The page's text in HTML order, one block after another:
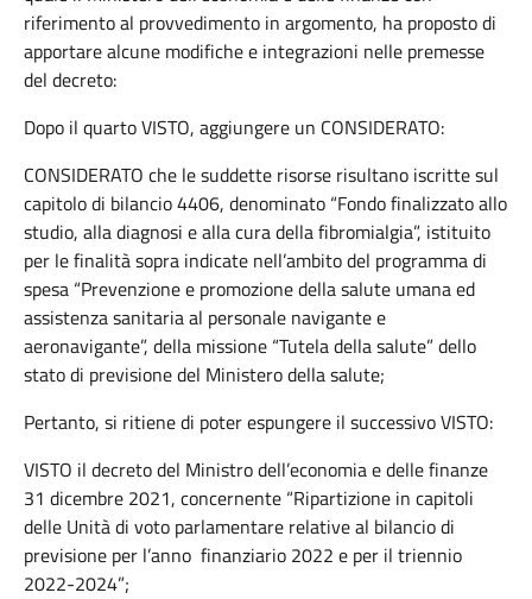
riferimento al provvedimento in argomento, ha proposto di
apportare alcune modifiche e integrazioni nelle premesse
del decreto:
Dopo il quarto VISTO, aggiungere un CONSIDERATO:
CONSIDERATO che le suddette risorse risultano iscritte sul
capitolo di bilancio 4406, denominato “Fondo finalizzato allo
studio, alla diagnosi e alla cura della fibromialgia”, istituito
per le finalità sopra indicate nell’ambito del programma di
spesa “Prevenzione e promozione della salute umana ed
assistenza sanitaria al personale navigante e
aeronavigante”, della missione “Tutela della salute” dello
stato di previsione del Ministero della salute;
Pertanto, si ritiene di poter espungere il successivo VISTO:
VISTO il decreto del Ministro dell’economia e delle finanze
31 dicembre 2021, concernente “Ripartizione in capitoli
delle Unità di voto parlamentare relative al bilancio di
previsione per l’anno finanziario 2022 e per il triennio
2022-2024”;